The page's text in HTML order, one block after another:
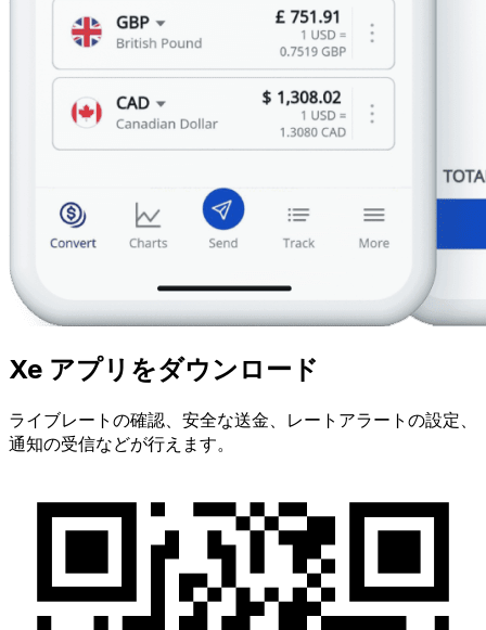
Xe アプリをダウンロード
ライブレートの確認、安全な送金、レートアラートの設定、
通知の受信などが行えます。